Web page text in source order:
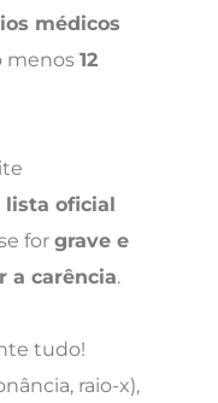
médicos
menos 12
lista oficial
for grave e
a carência.
tudo!
raio-x),